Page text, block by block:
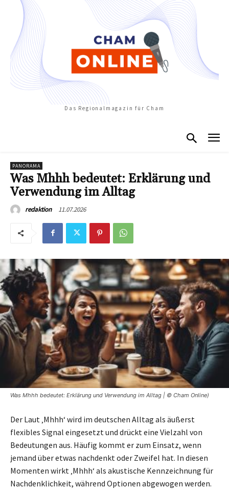
Das Regionalmagazin für Cham
PANORAMA
Was Mhhh bedeutet: Erklärung und
Verwendung im Alltag
redaktion 11.07.2026
Was Mhhh bedeutet: Erklärung und Verwendung im Alltag | © Cham Online)
Der Laut ‚Mhhh‘ wird im deutschen Alltag als äußerst
flexibles Signal eingesetzt und drückt eine Vielzahl von
Bedeutungen aus. Häufig kommt er zum Einsatz, wenn
jemand über etwas nachdenkt oder Zweifel hat. In diesen
Momenten wirkt ‚Mhhh‘ als akustische Kennzeichnung für
Nachdenklichkeit, während Optionen abgewogen werden.